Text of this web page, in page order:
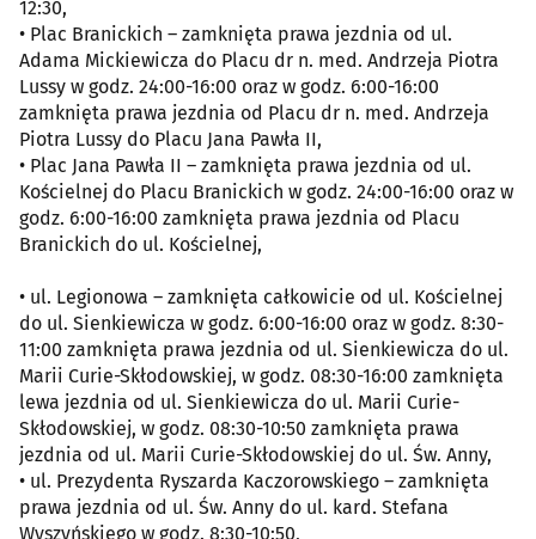
12:30,
• Plac Branickich – zamknięta prawa jezdnia od ul.
Adama Mickiewicza do Placu dr n. med. Andrzeja Piotra
Lussy w godz. 24:00-16:00 oraz w godz. 6:00-16:00
zamknięta prawa jezdnia od Placu dr n. med. Andrzeja
Piotra Lussy do Placu Jana Pawła II,
• Plac Jana Pawła II – zamknięta prawa jezdnia od ul.
Kościelnej do Placu Branickich w godz. 24:00-16:00 oraz w
godz. 6:00-16:00 zamknięta prawa jezdnia od Placu
Branickich do ul. Kościelnej,
• ul. Legionowa – zamknięta całkowicie od ul. Kościelnej
do ul. Sienkiewicza w godz. 6:00-16:00 oraz w godz. 8:30-
11:00 zamknięta prawa jezdnia od ul. Sienkiewicza do ul.
Marii Curie-Skłodowskiej, w godz. 08:30-16:00 zamknięta
lewa jezdnia od ul. Sienkiewicza do ul. Marii Curie-
Skłodowskiej, w godz. 08:30-10:50 zamknięta prawa
jezdnia od ul. Marii Curie-Skłodowskiej do ul. Św. Anny,
• ul. Prezydenta Ryszarda Kaczorowskiego – zamknięta
prawa jezdnia od ul. Św. Anny do ul. kard. Stefana
Wyszyńskiego w godz. 8:30-10:50,